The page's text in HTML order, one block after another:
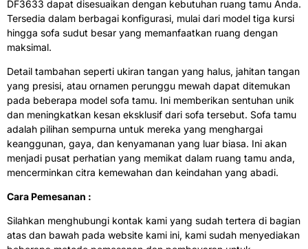
DF3633 dapat disesuaikan dengan kebutuhan ruang tamu Anda.
Tersedia dalam berbagai konfigurasi, mulai dari model tiga kursi
hingga sofa sudut besar yang memanfaatkan ruang dengan
maksimal.
Detail tambahan seperti ukiran tangan yang halus, jahitan tangan
yang presisi, atau ornamen perunggu mewah dapat ditemukan
pada beberapa model sofa tamu. Ini memberikan sentuhan unik
dan meningkatkan kesan eksklusif dari sofa tersebut. Sofa tamu
adalah pilihan sempurna untuk mereka yang menghargai
keanggunan, gaya, dan kenyamanan yang luar biasa. Ini akan
menjadi pusat perhatian yang memikat dalam ruang tamu anda,
mencerminkan citra kemewahan dan keindahan yang abadi.
Cara Pemesanan :
Silahkan menghubungi kontak kami yang sudah tertera di bagian
atas dan bawah pada website kami ini, kami sudah menyediakan